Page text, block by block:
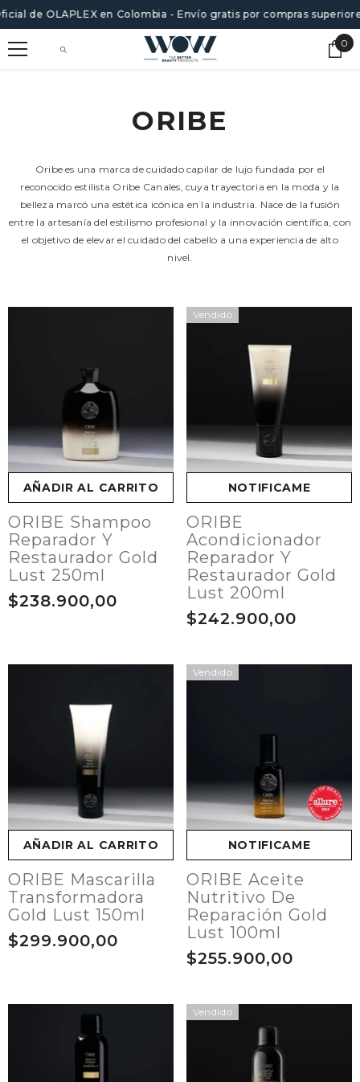
SALTAR AL CONTENIDO
de OLAPLEX en Colombia - Envío gratis por compras
0
0
ORIBE
Oribe es una marca de cuidado capilar de lujo fundada por el
reconocido estilista Oribe Canales, cuya trayectoria en la moda y la
belleza marcó una estética icónica en la industria. Nace de la fusión
entre la artesanía del estilismo profesional y la innovación científica, con
el objetivo de elevar el cuidado del cabello a una experiencia de alto
nivel.
AÑADIR AL CARRITO
ORIBE Shampoo
Reparador Y
Restaurador Gold
Lust 250ml
$238.900,00
Vendido
NOTIFICAME
ORIBE
Acondicionador
Reparador Y
Restaurador Gold
Lust 200ml
$242.900,00
AÑADIR AL CARRITO
ORIBE Mascarilla
Transformadora
Gold Lust 150ml
$299.900,00
Vendido
NOTIFICAME
ORIBE Aceite
Nutritivo De
Reparación Gold
Lust 100ml
$255.900,00
Vendido